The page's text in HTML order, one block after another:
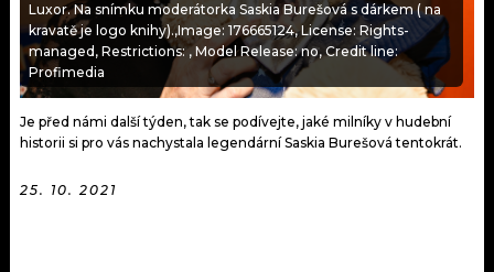
TRENDY
KULTURA
MIX
OSTATNÍ
Luxor. Na snímku moderátorka Saskia Burešová s dárkem ( na
kravatě je logo knihy).,Image: 176665124, License: Rights-
managed, Restrictions: , Model Release: no, Credit line:
Profimedia
Je před námi další týden, tak se podívejte, jaké milníky v hudební
historii si pro vás nachystala legendární Saskia Burešová tentokrát.
25. 10. 2021